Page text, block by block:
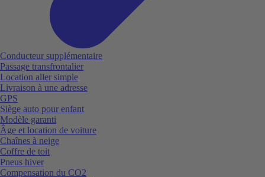
Conducteur supplémentaire
Passage transfrontalier
Location aller simple
Livraison à une adresse
GPS
Siège auto pour enfant
Modèle garanti
Âge et location de voiture
Chaînes à neige
Coffre de toit
Pneus hiver
Compensation du CO2